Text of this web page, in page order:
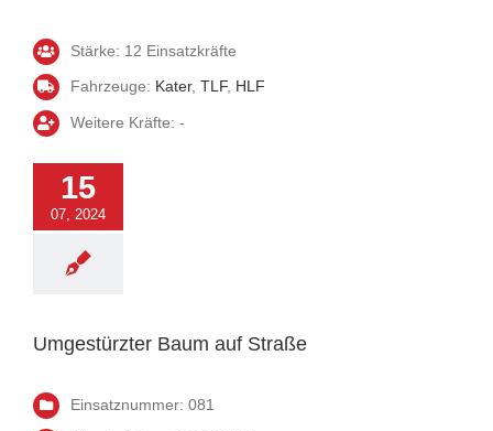
Stärke: 12 Einsatzkräfte
Fahrzeuge: Kater, TLF, HLF
Weitere Kräfte: -
15
07, 2024
Umgestürzter Baum auf Straße
Einsatznummer: 081